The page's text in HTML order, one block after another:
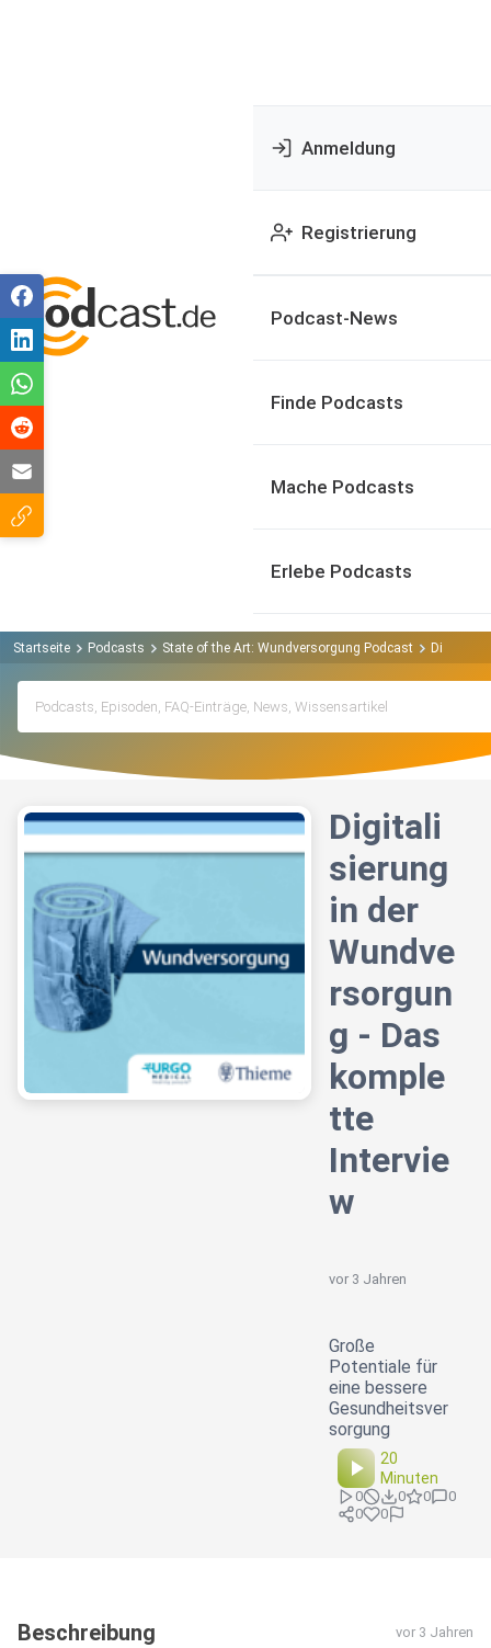
Anmeldung
Registrierung
Podcast-News
Finde Podcasts
Mache Podcasts
Erlebe Podcasts
Startseite Podcasts State of the Art: Wundversorgung Podcast
Digitali
sierung
in der
Wundve
rsorgun
g - Das
komple
tte
Intervie
w
vor 3 Jahren
Große
Potentiale für
eine bessere
Gesundheitsver
sorgung
20
Minuten
0 0 0
0
0
0
Beschreibung vor 3 Jahren